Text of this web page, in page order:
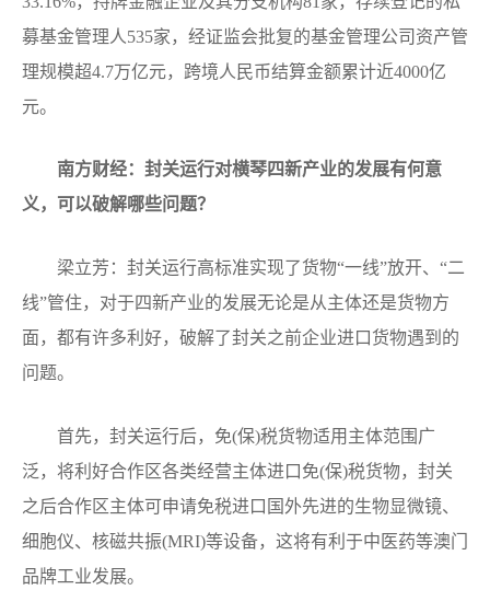
募基金管理人535家，经证监会批复的基金管理公司资产管
理规模超4.7万亿元，跨境人民币结算金额累计近4000亿
元。
南方财经：封关运行对横琴四新产业的发展有何意
义，可以破解哪些问题？
梁立芳：封关运行高标准实现了货物“一线”放开、“二
线”管住，对于四新产业的发展无论是从主体还是货物方
面，都有许多利好，破解了封关之前企业进口货物遇到的
问题。
首先，封关运行后，免(保)税货物适用主体范围广
泛，将利好合作区各类经营主体进口免(保)税货物，封关
之后合作区主体可申请免税进口国外先进的生物显微镜、
细胞仪、核磁共振(MRI)等设备，这将有利于中医药等澳门
品牌工业发展。